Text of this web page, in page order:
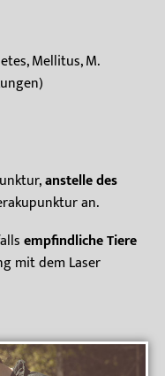
Mellitus, M.
anstelle des
an.
empfindliche Tiere
mit dem Laser